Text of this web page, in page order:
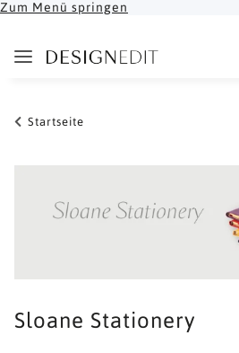
Zum Menü springen
Startseite
Sloane Stationery